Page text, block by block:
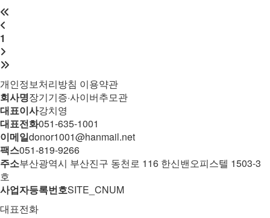
1
개인정보처리방침 이용약관
회사명장기기증·사이버추모관
대표이사강치영
대표전화051-635-1001
이메일donor1001@hanmail.net
팩스051-819-9266
주소부산광역시 부산진구 동천로 116 한신밴오피스텔 1503-3
호
사업자등록번호SITE_CNUM
대표전화